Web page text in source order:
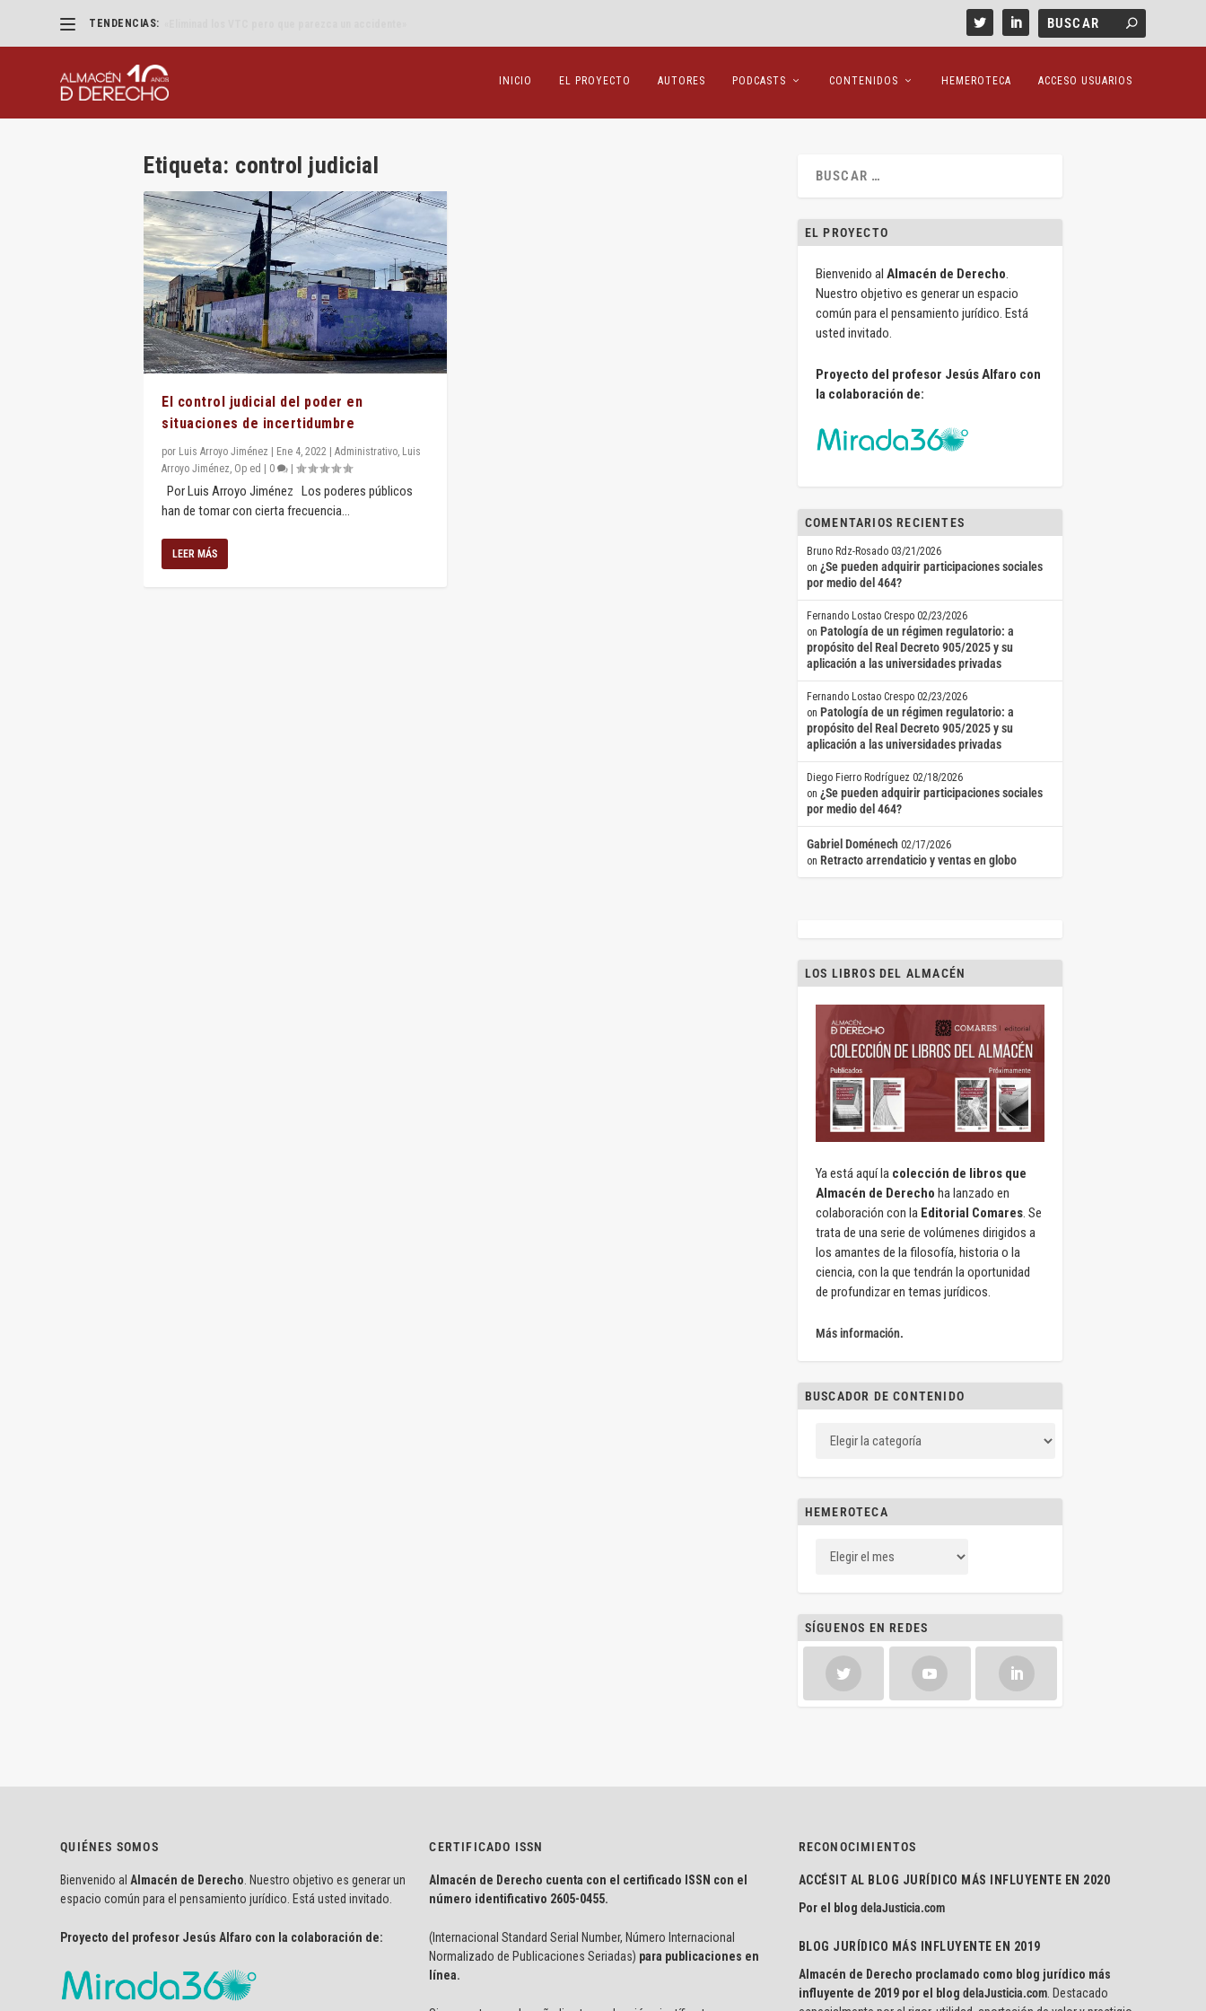
TENDENCIAS:
INICIO EL PROYECTO AUTORES PODCASTS CONTENIDOS HEMEROTECA ACCESO USUARIOS
Etiqueta: control judicial
El control judicial del poder en
situaciones de incertidumbre
por Luis Arroyo Jiménez Ene 4, 2022 Administrativo, Luis
Arroyo Jiménez, Op ed 0
Por Luis Arroyo Jiménez Los poderes públicos
han de tomar con cierta frecuencia...
LEER MÁS
EL PROYECTO
Bienvenido al Almacén de Derecho.
Nuestro objetivo es generar un espacio
común para el pensamiento jurídico. Está
usted invitado.
Proyecto del profesor Jesús Alfaro con
la colaboración de:
COMENTARIOS RECIENTES
Bruno Rdz-Rosado 03/21/2026
on ¿Se pueden adquirir participaciones sociales
por medio del 464?
Fernando Lostao Crespo 02/23/2026
on Patología de un régimen regulatorio: a
propósito del Real Decreto 905/2025 y su
aplicación a las universidades privadas
Fernando Lostao Crespo 02/23/2026
on Patología de un régimen regulatorio: a
propósito del Real Decreto 905/2025 y su
aplicación a las universidades privadas
Diego Fierro Rodríguez 02/18/2026
on ¿Se pueden adquirir participaciones sociales
por medio del 464?
Gabriel Doménech 02/17/2026
on Retracto arrendaticio y ventas en globo
LOS LIBROS DEL ALMACÉN
Ya está aquí la colección de libros que
Almacén de Derecho ha lanzado en
colaboración con la Editorial Comares. Se
trata de una serie de volúmenes dirigidos a
los amantes de la filosofía, historia o la
ciencia, con la que tendrán la oportunidad
de profundizar en temas jurídicos.
Más información.
BUSCADOR DE CONTENIDO
HEMEROTECA
SÍGUENOS EN REDES
QUIÉNES SOMOS
Bienvenido al Almacén de Derecho . Nuestro objetivo es generar un
espacio común para el pensamiento jurídico. Está usted invitado.
Proyecto del profesor Jesús Alfaro con la colaboración de:
CERTIFICADO ISSN
Almacén de Derecho cuenta con el certificado ISSN con el
número identificativo 2605-0455.
(Internacional Standard Serial Number, Número Internacional
Normalizado de Publicaciones Seriadas) para publicaciones en
línea.
RECONOCIMIENTOS
ACCÉSIT AL BLOG JURÍDICO MÁS INFLUYENTE EN 2020
Por el blog delaJusticia.com
BLOG JURÍDICO MÁS INFLUYENTE EN 2019
Almacén de Derecho proclamado como blog jurídico más
influyente de 2019 por el blog delaJusticia.com. Destacado